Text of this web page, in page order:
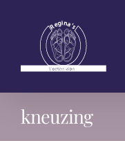
kneuzing